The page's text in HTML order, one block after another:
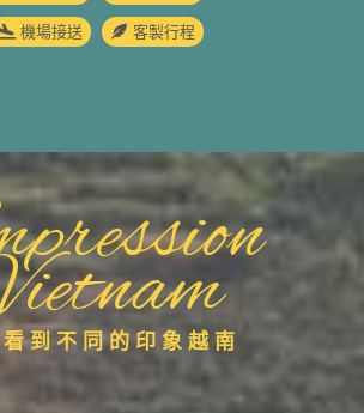
機場接送 客製行程
到不同的印象越南